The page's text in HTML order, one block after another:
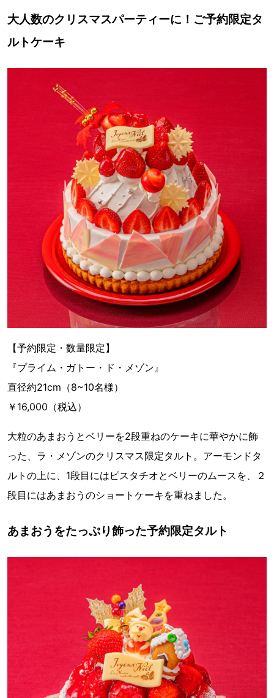
大人数のクリスマスパーティーに！ご予約限定タ
ルトケーキ
【予約限定・数量限定】
『プライム・ガトー・ド・メゾン』
直径約21cm（8~10名様）
￥16,000（税込）
大粒のあまおうとベリーを2段重ねのケーキに華やかに飾
った、ラ・メゾンのクリスマス限定タルト。アーモンドタ
ルトの上に、1段目にはピスタチオとベリーのムースを、２
段目にはあまおうのショートケーキを重ねました。
あまおうをたっぷり飾った予約限定タルト